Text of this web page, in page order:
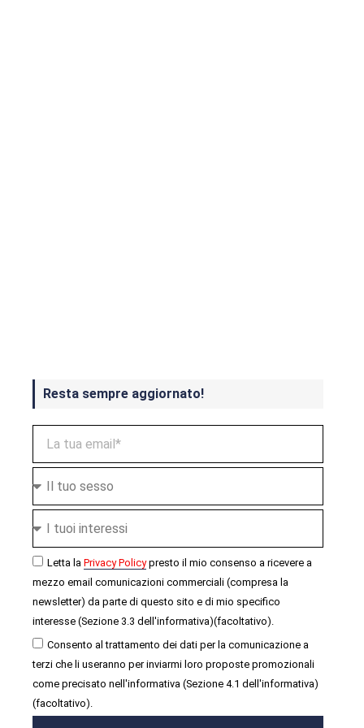
Resta sempre aggiornato!
Letta la Privacy Policypresto il mio consenso a ricevere a
mezzo email comunicazioni commerciali (compresa la
newsletter) da parte di questo sito e di mio specifico
interesse (Sezione 3.3 dell'informativa)(facoltativo).
Consento al trattamento dei dati per la comunicazione a
terzi che li useranno per inviarmi loro proposte promozionali
come precisato nell'informativa (Sezione 4.1 dell'informativa)
(facoltativo).